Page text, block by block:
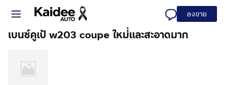
ลงขาย
เบนซ์คูเป้ w203 coupe ใหม่่และสะอาดมาก